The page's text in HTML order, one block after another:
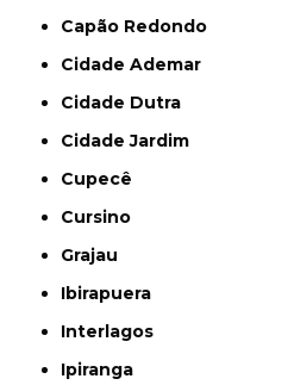
Capão Redondo
Cidade Ademar
Cidade Dutra
Cidade Jardim
Cupecê
Cursino
Grajau
Ibirapuera
Interlagos
Ipiranga